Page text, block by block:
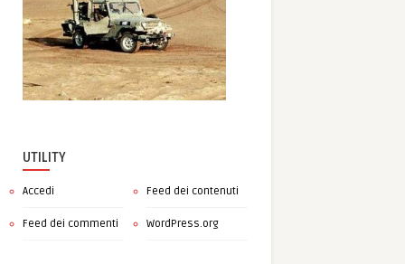
UTILITY
Accedi Feed dei contenuti
Feed dei commenti WordPress.org